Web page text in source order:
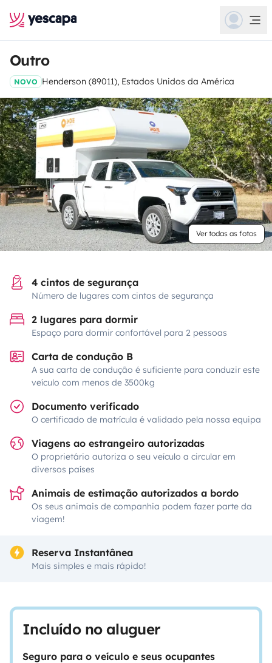
Outro
NOVO Henderson (89011), Estados Unidos da América
Ver todas as fotos
4 cintos de segurança
Número de lugares com cintos de segurança
2 lugares para dormir
Espaço para dormir confortável para 2 pessoas
Carta de condução B
A sua carta de condução é suficiente para conduzir este
veículo com menos de 3500kg
Documento verificado
O certificado de matrícula é validado pela nossa equipa
Viagens ao estrangeiro autorizadas
O proprietário autoriza o seu veículo a circular em
diversos países
Animais de estimação autorizados a bordo
Os seus animais de companhia podem fazer parte da
viagem!
Reserva Instantânea
Mais simples e mais rápido!
Incluído no aluguer
Seguro para o veículo e seus ocupantes